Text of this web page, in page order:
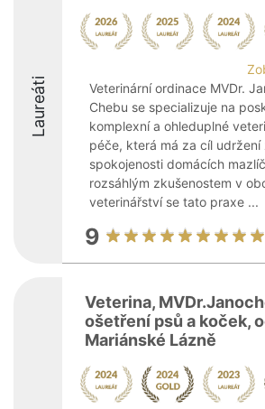
Laureáti
Veterinární ordinace MVDr.
Chebu se specializuje na
komplexní a ohleduplné
péče, která má za cíl udržení
spokojenosti domácích
rozsáhlým zkušenostem v
veterinářství se tato praxe ...
9
Veterina,
ošetření psů a koček,
Mariánské Lázně